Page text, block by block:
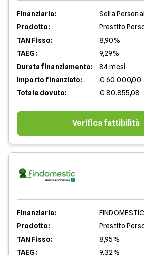
Finanziaria:
Sella
Prodotto:
Prestito
TAN Fisso:
8,90%
TAEG:
9,29%
Durata finanziamento:
84 mesi
Importo finanziato:
€ 60.000,00
Totale dovuto:
€ 80.855,08
Verifica fattibilità
Finanziaria:
FINDOMESTIC
Prodotto:
Prestito
TAN Fisso:
8,95%
TAEG:
9,32%